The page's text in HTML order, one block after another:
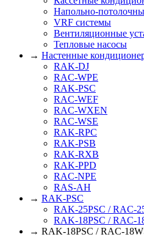
Напольно-
VRF системы
Вентиляционные
Тепловые насосы
→ Настенные
RAK-DJ
RAC-WPE
RAK-PSC
RAC-WEF
RAC-WXEN
RAC-WSE
RAK-RPC
RAK-PSB
RAK-RXB
RAK-PPD
RAC-NPE
RAS-AH
→ RAK-PSC
RAK-25PSC / RAC-
RAK-18PSC / RAC-
→ RAK-18PSC / RAC-